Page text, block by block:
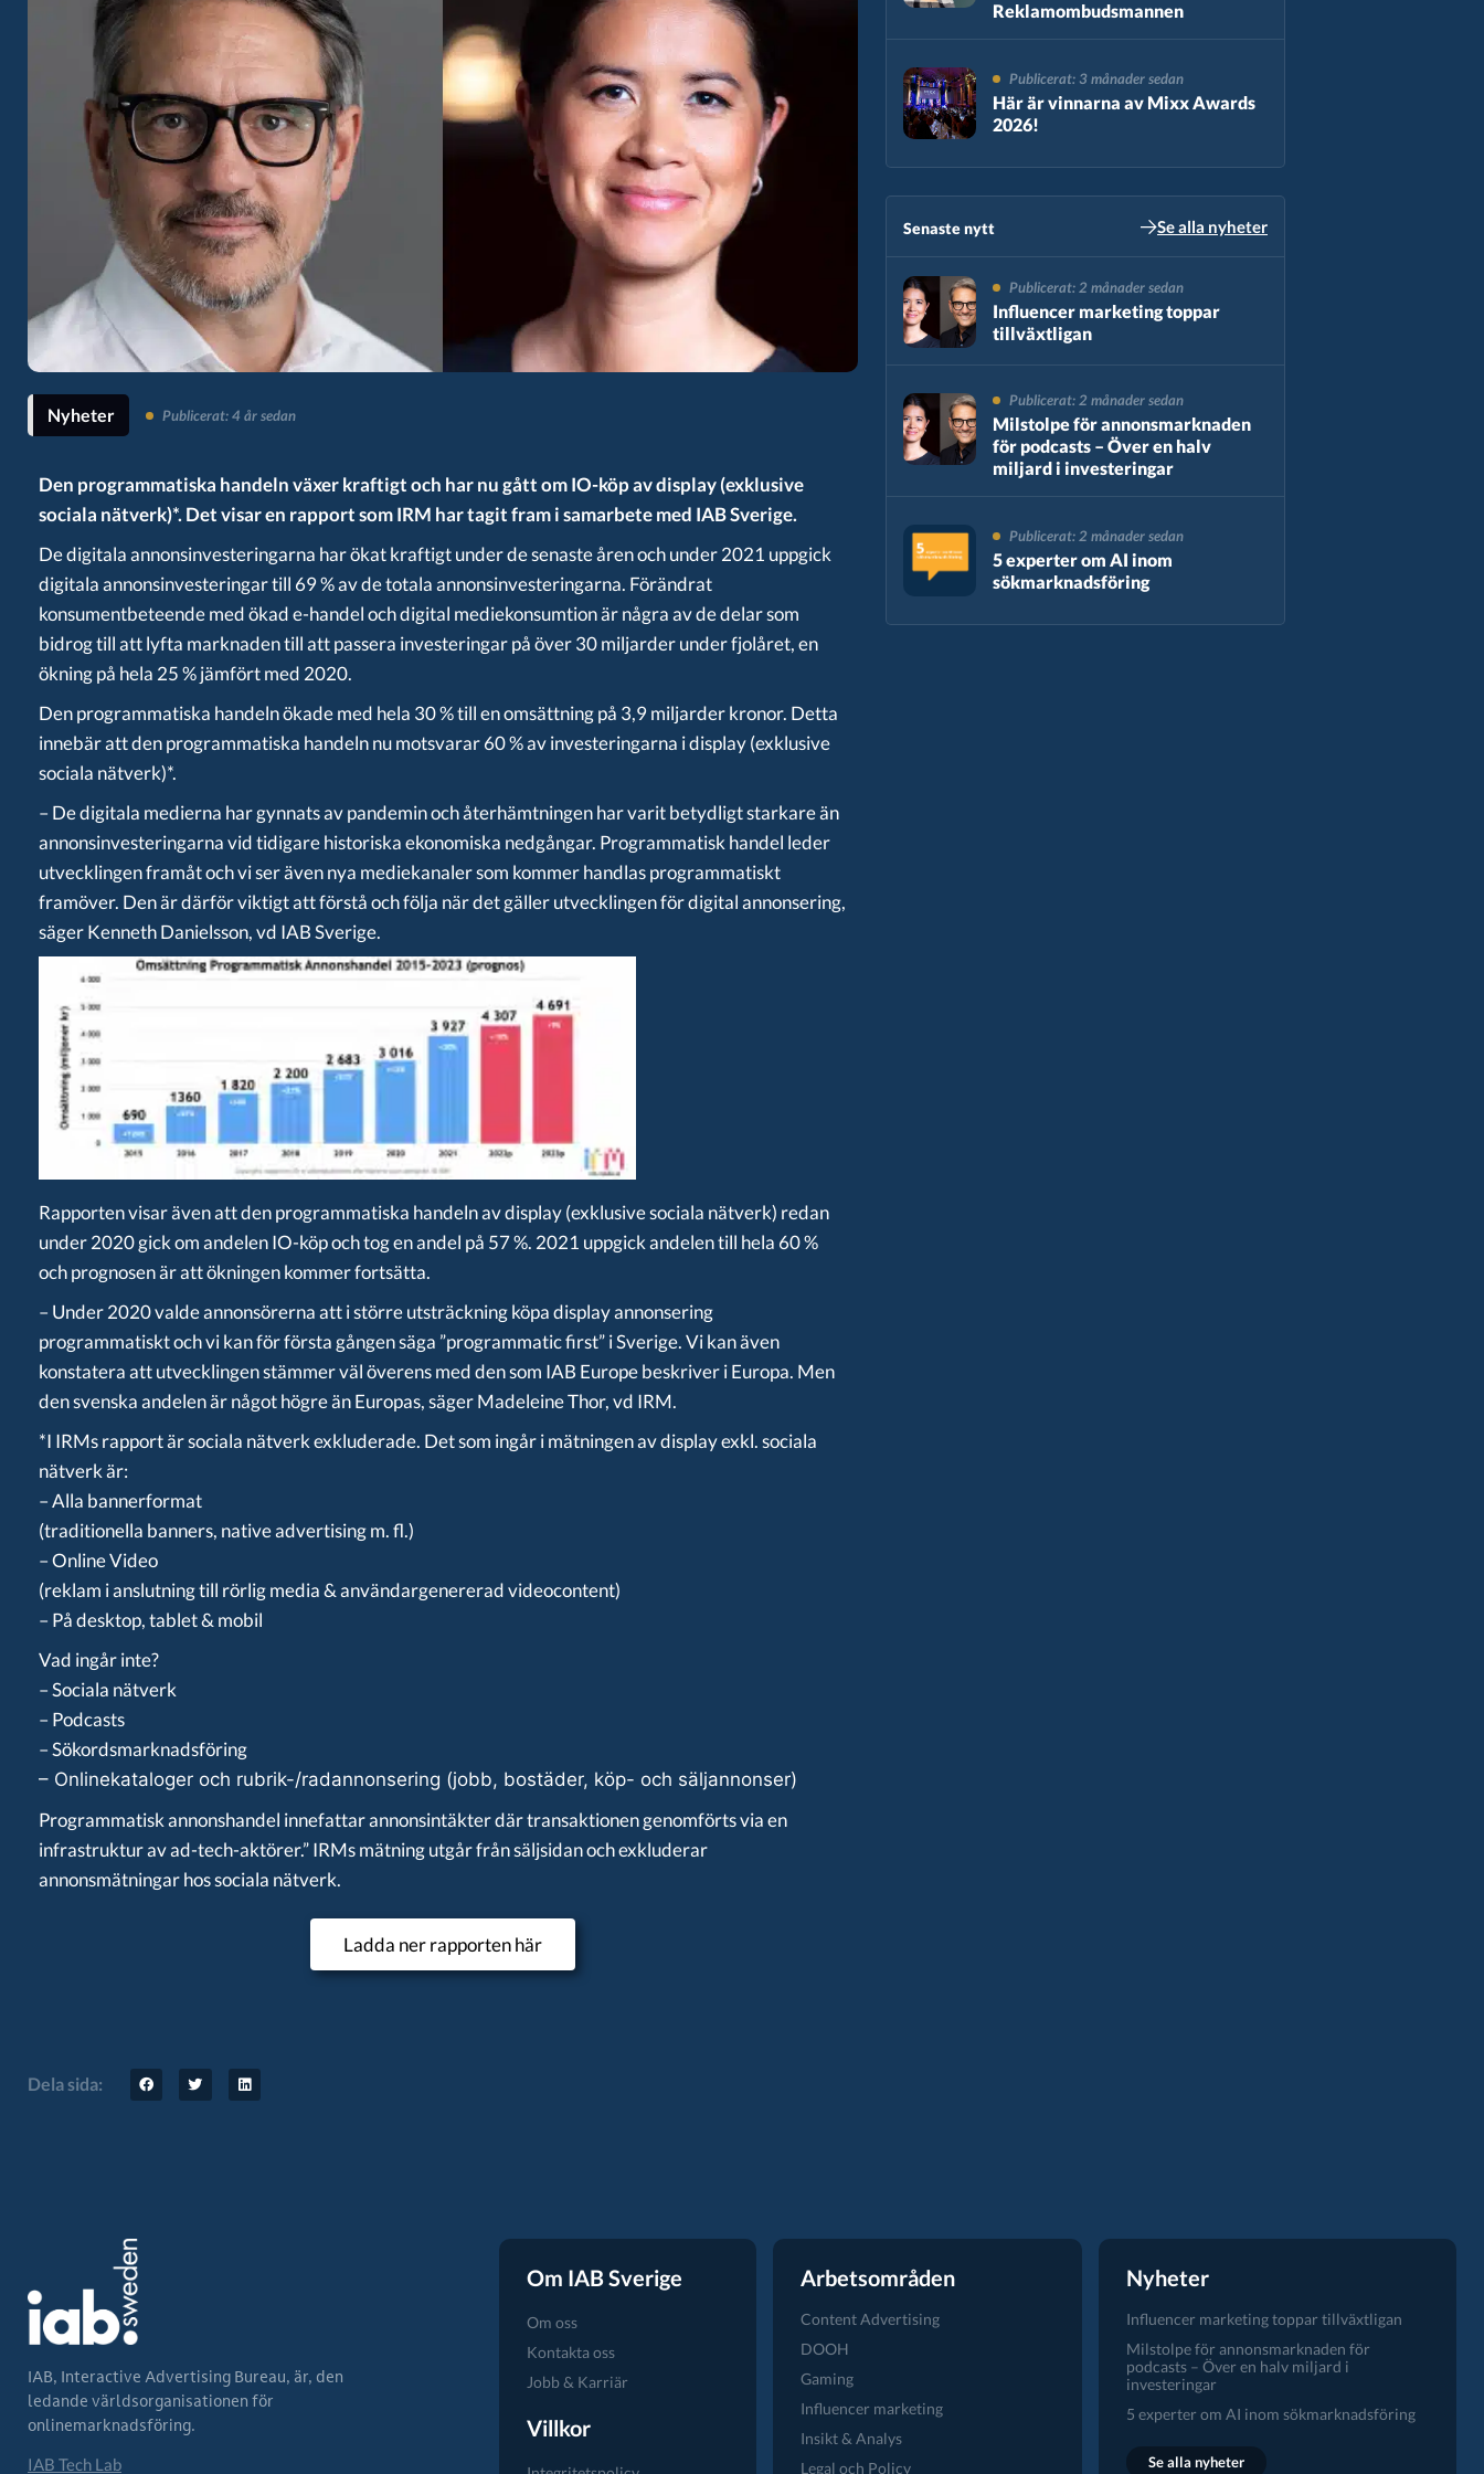
Nyheter Publicerat: 4 år sedan
Den programmatiska handeln växer kraftigt och har nu gått om IO-köp av display (exklusive
sociala nätverk)*.Det visar en rapport som IRM har tagit fram i samarbete med IAB Sverige.
De digitala annonsinvesteringarna har ökat kraftigt under de senaste åren och under 2021 uppgick
digitala annonsinvesteringar till 69 % av de totala annonsinvesteringarna. Förändrat
konsumentbeteende med ökad e-handel och digital mediekonsumtion är några av de delar som
bidrog till att lyfta marknaden till att passera investeringar på över 30 miljarder under fjolåret, en
ökning på hela 25 % jämfört med 2020.
Den programmatiska handeln ökade med hela 30 % till en omsättning på 3,9 miljarder kronor. Detta
innebär att den programmatiska handeln nu motsvarar 60 % av investeringarna i display (exklusive
sociala nätverk)*.
– De digitala medierna har gynnats av pandemin och återhämtningen har varit betydligt starkare än
annonsinvesteringarna vid tidigare historiska ekonomiska nedgångar. Programmatisk handel leder
utvecklingen framåt och vi ser även nya mediekanaler som kommer handlas programmatiskt
framöver. Den är därför viktigt att förstå och följa när det gäller utvecklingen för digital annonsering,
säger Kenneth Danielsson, vd IAB Sverige.
Rapporten visar även att den programmatiska handeln av display (exklusive sociala nätverk) redan
under 2020 gick om andelen IO-köp och tog en andel på 57 %. 2021 uppgick andelen till hela 60 %
och prognosen är att ökningen kommer fortsätta.
– Under 2020 valde annonsörerna att i större utsträckning köpa display annonsering
programmatiskt och vi kan för första gången säga ”programmatic first” i Sverige. Vi kan även
konstatera att utvecklingen stämmer väl överens med den som IAB Europe beskriver i Europa. Men
den svenska andelen är något högre än Europas, säger Madeleine Thor, vd IRM.
*I IRMs rapport är sociala nätverk exkluderade. Det som ingår i mätningen av display exkl. sociala
nätverk är:
– Alla bannerformat
(traditionella banners, native advertising m. fl.)
– Online Video
(reklam i anslutning till rörlig media & användargenererad videocontent)
– På desktop, tablet & mobil
Vad ingår inte?
– Sociala nätverk
– Podcasts
– Sökordsmarknadsföring
– Onlinekataloger och rubrik-/radannonsering (jobb, bostäder, köp- och säljannonser)
Programmatisk annonshandel innefattar annonsintäkter där transaktionen genomförts via en
infrastruktur av ad-tech-aktörer.” IRMs mätning utgår från säljsidan och exkluderar
annonsmätningar hos sociala nätverk.
Ladda ner rapporten här
Dela sida:
Reklamombudsmannen
Publicerat: 3 månader sedan
Här är vinnarna av Mixx Awards
2026!
Senaste nytt​ Se alla nyheter
Publicerat: 2 månader sedan
Influencer marketing toppar
tillväxtligan
Publicerat: 2 månader sedan
Milstolpe för annonsmarknaden
för podcasts – Över en halv
miljard i investeringar
Publicerat: 2 månader sedan
5 experter om AI inom
sökmarknadsföring
IAB, Interactive Advertising Bureau, är, den
ledande världsorganisationen för
onlinemarknadsföring.
IAB Tech Lab
Om IAB Sverige
Om oss
Kontakta oss
Jobb & Karriär
Villkor
Arbetsområden
Content Advertising
DOOH
Gaming
Influencer marketing
Insikt & Analys
Legal och Policy
Nyheter
Influencer marketing toppar tillväxtligan
Milstolpe för annonsmarknaden för
podcasts – Över en halv miljard i
investeringar
5 experter om AI inom sökmarknadsföring
Se alla nyheter